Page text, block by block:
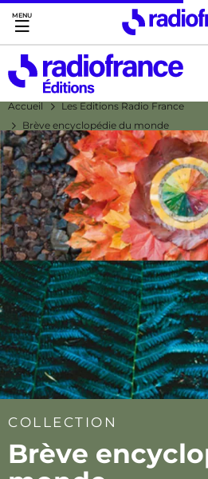
Accès direct :
Menu principal
Contenu
Accueil
Les Editions Radio France
Brève encyclopédie du monde
COLLECTION
Brève